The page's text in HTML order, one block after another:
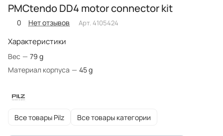
PMCtendo DD4 motor connector kit
0 Нет отзывов Арт. 4105424
Характеристики
Вес — 79 g
Материал корпуса — 45 g
Все товары Pilz Все товары категории